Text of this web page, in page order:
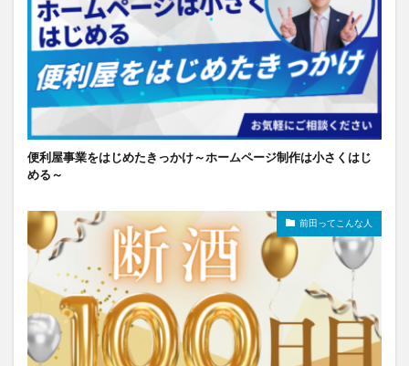
便利屋事業をはじめたきっかけ～ホームページ制作は小さくはじ
める～
前田ってこんな人